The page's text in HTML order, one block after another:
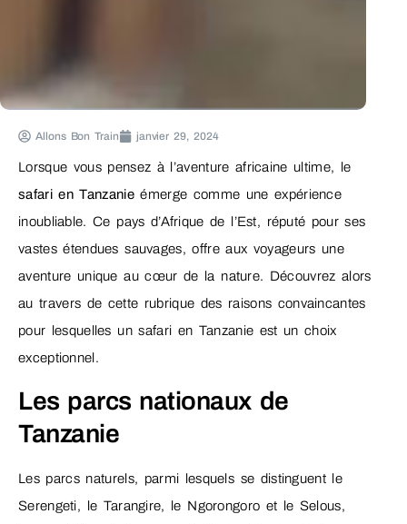
Allons Bon Train janvier 29, 2024
Lorsque vous pensez à l’aventure africaine ultime, le
safari en Tanzanieémerge comme une expérience
inoubliable. Ce pays d’Afrique de l’Est, réputé pour ses
vastes étendues sauvages, offre aux voyageurs une
aventure unique au cœur de la nature. Découvrez alors
au travers de cette rubrique des raisons convaincantes
pour lesquelles un safari en Tanzanie est un choix
exceptionnel.
Les parcs nationaux de
Tanzanie
Les parcs naturels, parmi lesquels se distinguent le
Serengeti, le Tarangire, le Ngorongoro et le Selous,